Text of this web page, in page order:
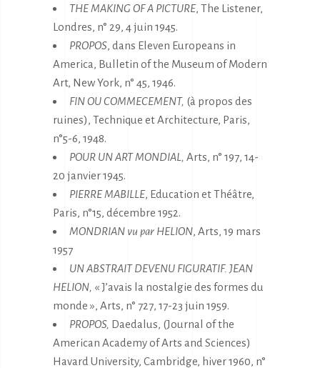
THE MAKING OF A PICTURE, The Listener,
Londres, n° 29, 4 juin 1945.
PROPOS, dans Eleven Europeans in
America, Bulletin of the Museum of Modern
Art, New York, n° 45, 1946.
FIN OU COMMECEMENT, (à propos des
ruines), Technique et Architecture, Paris,
n°5-6, 1948.
POUR UN ART MONDIAL, Arts, n° 197, 14-
20 janvier 1945.
PIERRE MABILLE, Education et Théâtre,
Paris, n°15, décembre 1952.
MONDRIAN vu par HELION, Arts, 19 mars
1957
UN ABSTRAIT DEVENU FIGURATIF. JEAN
HELION, « J’avais la nostalgie des formes du
monde », Arts, n° 727, 17-23 juin 1959.
PROPOS, Daedalus, (Journal of the
American Academy of Arts and Sciences)
Havard University, Cambridge, hiver 1960, n°